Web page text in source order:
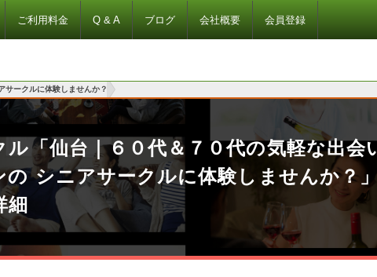
ご利用料金 Q & A ブログ 会社概要 会員登録
サークルに体験しませんか？
ル「仙台｜６０代＆７０代の気軽な出会
の シニアサークルに体験しませんか？
細